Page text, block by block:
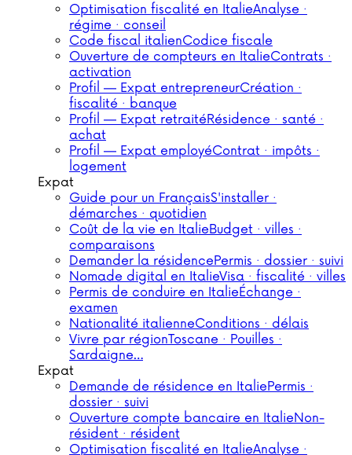
Optimisation fiscalité en ItalieAnalyse ·
régime · conseil
Code fiscal italienCodice fiscale
Ouverture de compteurs en ItalieContrats ·
activation
Profil — Expat entrepreneurCréation ·
fiscalité · banque
Profil — Expat retraitéRésidence · santé ·
achat
Profil — Expat employéContrat · impôts ·
logement
Expat
Guide pour un FrançaisS'installer ·
démarches · quotidien
Coût de la vie en ItalieBudget · villes ·
comparaisons
Demander la résidencePermis · dossier · suivi
Nomade digital en ItalieVisa · fiscalité · villes
Permis de conduire en ItalieÉchange ·
examen
Nationalité italienneConditions · délais
Vivre par régionToscane · Pouilles ·
Sardaigne…
Expat
Demande de résidence en ItaliePermis ·
dossier · suivi
Ouverture compte bancaire en ItalieNon-
résident · résident
Optimisation fiscalité en ItalieAnalyse ·